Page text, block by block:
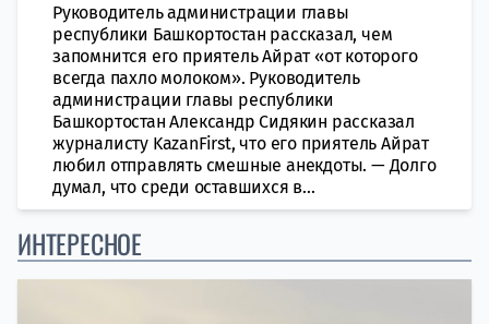
Руководитель администрации главы
республики Башкортостан рассказал, чем
запомнится его приятель Айрат «от которого
всегда пахло молоком». Руководитель
администрации главы республики
Башкортостан Александр Сидякин рассказал
журналисту KazanFirst, что его приятель Айрат
любил отправлять смешные анекдоты. — Долго
думал, что среди оставшихся в...
ИНТЕРЕСНОЕ